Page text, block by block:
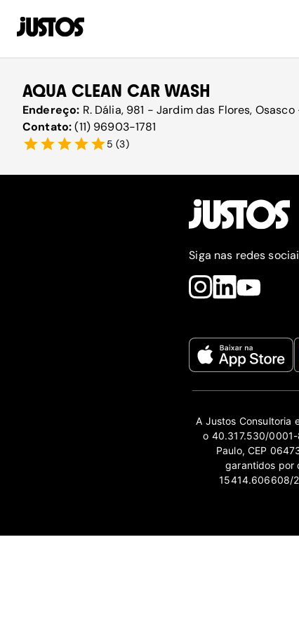
AQUA CLEAN CAR WASH
Endereço: R. Dália, 981 - Jardim das Flores,
Contato:(11) 96903-1781
5 (3)
Siga nas redes
A Justos Consultoria
o 40.317.530/0001-
Paulo, CEP
garantidos por
15414.606608/